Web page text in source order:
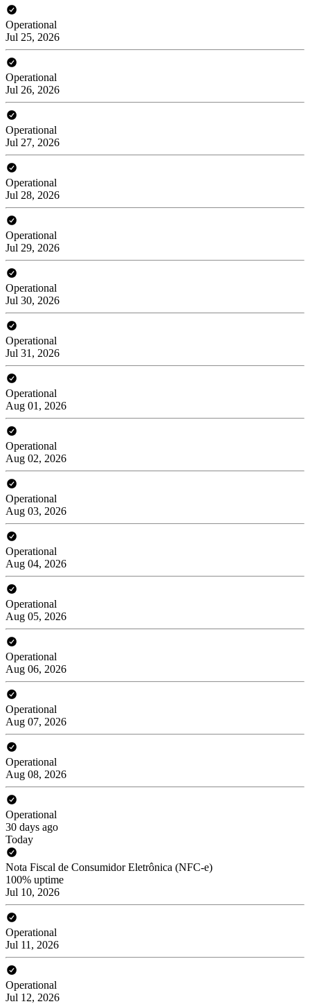
Operational
Jul 25, 2026
Operational
Jul 26, 2026
Operational
Jul 27, 2026
Operational
Jul 28, 2026
Operational
Jul 29, 2026
Operational
Jul 30, 2026
Operational
Jul 31, 2026
Operational
Aug 01, 2026
Operational
Aug 02, 2026
Operational
Aug 03, 2026
Operational
Aug 04, 2026
Operational
Aug 05, 2026
Operational
Aug 06, 2026
Operational
Aug 07, 2026
Operational
Aug 08, 2026
Operational
30 days ago
Today
Nota Fiscal de Consumidor Eletrônica (NFC-e)
100% uptime
Jul 10, 2026
Operational
Jul 11, 2026
Operational
Jul 12, 2026